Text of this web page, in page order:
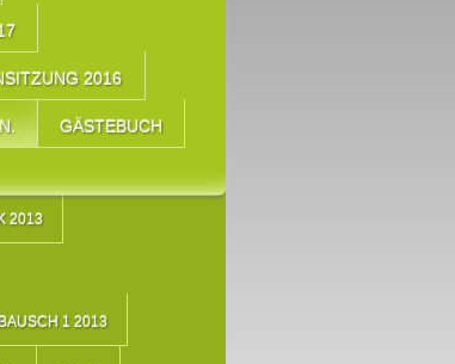
2016
GÄSTEBUCH
2013
1 2013